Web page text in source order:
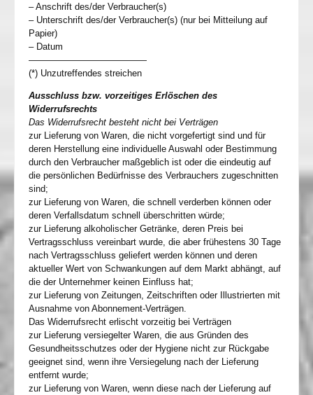
– Anschrift des/der Verbraucher(s)
– Unterschrift des/der Verbraucher(s) (nur bei Mitteilung auf
Papier)
– Datum
—————————————
(*) Unzutreffendes streichen
Ausschluss bzw. vorzeitiges Erlöschen des
Widerrufsrechts
Das Widerrufsrecht besteht nicht bei Verträgen
zur Lieferung von Waren, die nicht vorgefertigt sind und für
deren Herstellung eine individuelle Auswahl oder Bestimmung
durch den Verbraucher maßgeblich ist oder die eindeutig auf
die persönlichen Bedürfnisse des Verbrauchers zugeschnitten
sind;
zur Lieferung von Waren, die schnell verderben können oder
deren Verfallsdatum schnell überschritten würde;
zur Lieferung alkoholischer Getränke, deren Preis bei
Vertragsschluss vereinbart wurde, die aber frühestens 30 Tage
nach Vertragsschluss geliefert werden können und deren
aktueller Wert von Schwankungen auf dem Markt abhängt, auf
die der Unternehmer keinen Einfluss hat;
zur Lieferung von Zeitungen, Zeitschriften oder Illustrierten mit
Ausnahme von Abonnement-Verträgen.
Das Widerrufsrecht erlischt vorzeitig bei Verträgen
zur Lieferung versiegelter Waren, die aus Gründen des
Gesundheitsschutzes oder der Hygiene nicht zur Rückgabe
geeignet sind, wenn ihre Versiegelung nach der Lieferung
entfernt wurde;
zur Lieferung von Waren, wenn diese nach der Lieferung auf